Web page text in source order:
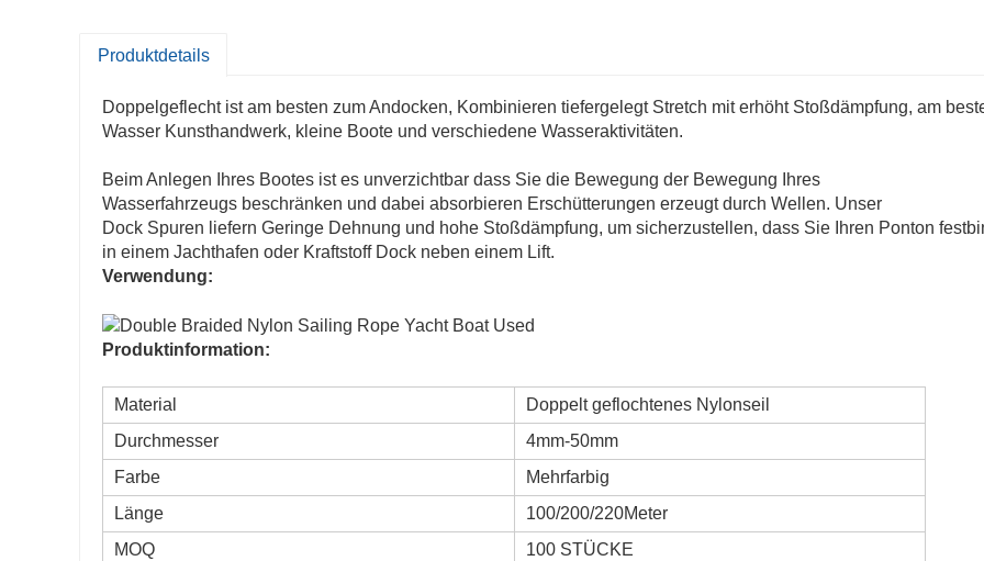
Produktdetails
Doppelgeflecht ist am besten zum Andocken, Kombinieren tiefergelegt Stretch mit erhöht Stoßdämpfung, am
Wasser Kunsthandwerk, kleine Boote und verschiedene Wasseraktivitäten.
Beim Anlegen Ihres Bootes ist es unverzichtbar dass Sie die Bewegung der Bewegung Ihres
Wasserfahrzeugs beschränken und dabei absorbieren Erschütterungen erzeugt durch Wellen. Unser
Dock Spuren liefern Geringe Dehnung und hohe Stoßdämpfung, um sicherzustellen, dass Sie Ihren Ponton
in einem Jachthafen oder Kraftstoff Dock neben einem Lift.
Verwendung:
Produktinformation:
Material
Doppelt geflochtenes Nylonseil
Durchmesser
4mm-50mm
Farbe
Mehrfarbig
Länge
100/200/220Meter
MOQ
100 STÜCKE